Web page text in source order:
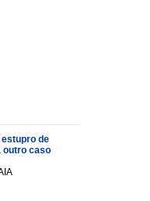
de
outro caso